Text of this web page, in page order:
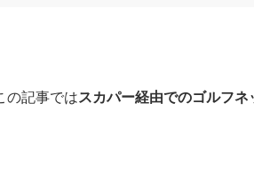
の記事ではスカパー経由でのゴルフ